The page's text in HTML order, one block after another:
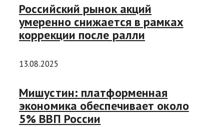
Российский рынок акций
умеренно снижается в рамках
коррекции после ралли
13.08.2025
Мишустин: платформенная
экономика обеспечивает около
5% ВВП России